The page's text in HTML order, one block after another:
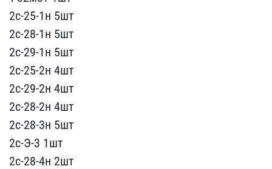
2с-2​5-1н 5шт
2с-28-1н 5шт
2с​-29-1н 5шт
2с-25-2н 4шт
​2с-29-2н 4шт
2с-28-2н 4ш​т
2с-28-3н 5шт
2с-Э-3 1​шт
2с-28-4н 2шт